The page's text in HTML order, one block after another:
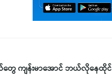
တွေ ကျန်းမာအောင် ဘယ်လိုနေထိုင်